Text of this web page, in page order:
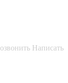
Написать